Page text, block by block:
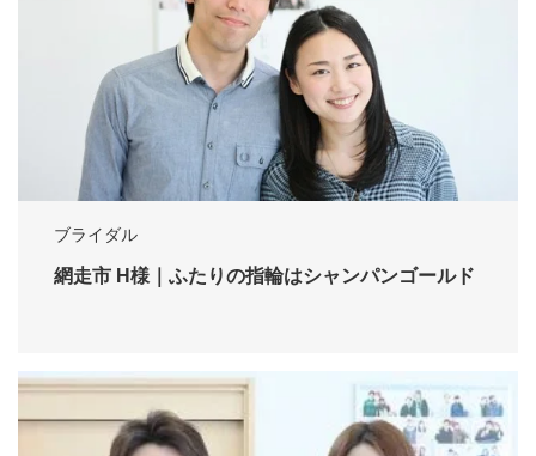
ブライダル
網走市 H様｜ふたりの指輪はシャンパンゴールド